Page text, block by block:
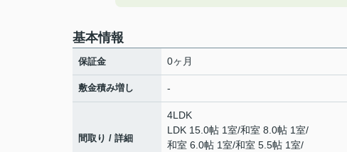
基本情報
保証金 0ヶ月
敷金積み増し -
間取り / 詳細
4LDK
LDK 15.0帖 1室/和室 8.0帖 1室/
和室 6.0帖 1室/和室 5.5帖 1室/